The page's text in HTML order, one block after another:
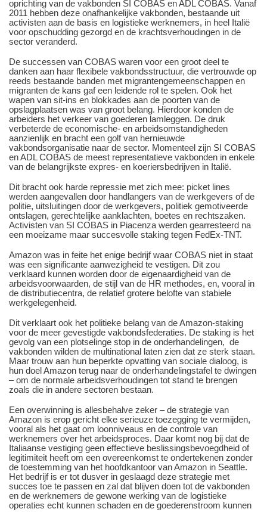
oprichting van de vakbonden SI COBAS en ADL COBAS. Vanaf
2011 hebben deze onafhankelijke vakbonden, bestaande uit
activisten aan de basis en logistieke werknemers, in heel Italië
voor opschudding gezorgd en de krachtsverhoudingen in de
sector veranderd.
De successen van COBAS waren voor een groot deel te
danken aan haar flexibele vakbondsstructuur, die vertrouwde op
reeds bestaande banden met migrantengemeenschappen en
migranten de kans gaf een leidende rol te spelen. Ook het
wapen van sit-ins en blokkades aan de poorten van de
opslagplaatsen was van groot belang. Hierdoor konden de
arbeiders het verkeer van goederen lamleggen. De druk
verbeterde de economische- en arbeidsomstandigheden
aanzienlijk en bracht een golf van hernieuwde
vakbondsorganisatie naar de sector. Momenteel zijn SI COBAS
en ADL COBAS de meest representatieve vakbonden in enkele
van de belangrijkste expres- en koeriersbedrijven in Italië.
Dit bracht ook harde repressie met zich mee: picket lines
werden aangevallen door handlangers van de werkgevers of de
politie, uitsluitingen door de werkgevers, politiek gemotiveerde
ontslagen, gerechtelijke aanklachten, boetes en rechtszaken.
Activisten van SI COBAS in Piacenza werden gearresteerd na
een moeizame maar succesvolle staking tegen FedEx-TNT.
Amazon was in feite het enige bedrijf waar COBAS niet in staat
was een significante aanwezigheid te vestigen. Dit zou
verklaard kunnen worden door de eigenaardigheid van de
arbeidsvoorwaarden, de stijl van de HR methodes, en, vooral in
de distributiecentra, de relatief grotere belofte van stabiele
werkgelegenheid.
Dit verklaart ook het politieke belang van de Amazon-staking
voor de meer gevestigde vakbondsfederaties. De staking is het
gevolg van een plotselinge stop in de onderhandelingen, de
vakbonden wilden de multinational laten zien dat ze sterk staan.
Maar trouw aan hun beperkte opvatting van sociale dialoog, is
hun doel Amazon terug naar de onderhandelingstafel te dwingen
– om de normale arbeidsverhoudingen tot stand te brengen
zoals die in andere sectoren bestaan.
Een overwinning is allesbehalve zeker – de strategie van
Amazon is erop gericht elke serieuze toezegging te vermijden,
vooral als het gaat om loonniveaus en de controle van
werknemers over het arbeidsproces. Daar komt nog bij dat de
Italiaanse vestiging geen effectieve beslissingsbevoegdheid of
legitimiteit heeft om een overeenkomst te ondertekenen zonder
de toestemming van het hoofdkantoor van Amazon in Seattle.
Het bedrijf is er tot dusver in geslaagd deze strategie met
succes toe te passen en zal dat blijven doen tot de vakbonden
en de werknemers de gewone werking van de logistieke
operaties echt kunnen schaden en de goederenstroom kunnen